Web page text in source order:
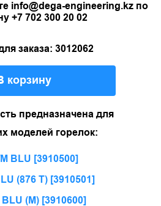
info@dega-engineering.kz по
+7 702 300 20 02
заказа: 3012062
корзину
предназначена для
моделей горелок:
BLU [3910500]
(876 T) [3910501]
BLU (M) [3910600]